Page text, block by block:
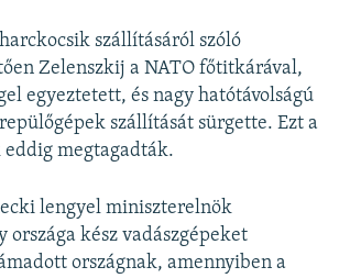
szállításáról szóló
Zelenszkij a NATO főtitkárával,
egyeztetett, és nagy hatótávolságú
szállítását sürgette. Ezt a
eddig megtagadták.
lengyel miniszterelnök
kész vadászgépeket
országnak, amennyiben a